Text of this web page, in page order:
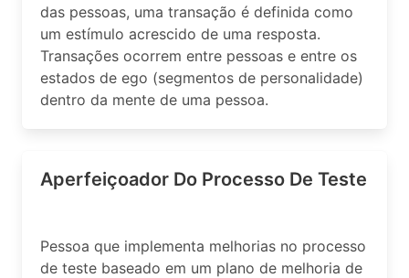
das pessoas, uma transação é definida como
um estímulo acrescido de uma resposta.
Transações ocorrem entre pessoas e entre os
estados de ego (segmentos de personalidade)
dentro da mente de uma pessoa.
Aperfeiçoador Do Processo De Teste
Pessoa que implementa melhorias no processo
de teste baseado em um plano de melhoria de